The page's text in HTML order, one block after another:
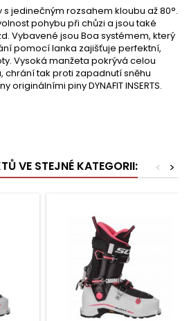
jedinečným rozsahem kloubu až 80°.
pohybu při chůzi a jsou také
Vybavené jsou Boa systémem, který
pomocí lanka zajišťuje perfektní,
Vysoká manžeta pokrývá celou
chrání tak proti zapadnutí sněhu
originálními piny DYNAFIT INSERTS.
VE STEJNÉ KATEGORII: >
<